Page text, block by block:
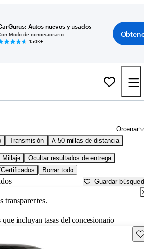
Autos nuevos y usados
Modo de concesionario
150K+
Ordenar
Transmisión A 50 millas de distancia
Millaje
Ocultar resultados de entrega
Borrar todo
Guardar
transparentes.
incluyan tasas del concesionario